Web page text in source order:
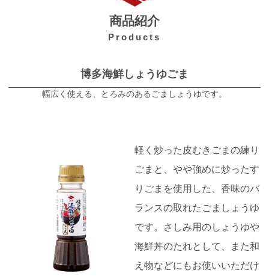
商品紹介
Products
博多海鮮しょうゆごま
幅広く使える、とろみのあるごましょうゆです。
軽く炒った皮むきごまの練り
ごまと、やや強めに炒ったす
りごまを使用した、香味のバ
ランスの取れたごましょうゆ
です。さしみ用のしょうゆや
海鮮丼のたれとして、また和
え物などにもお使いいただけ